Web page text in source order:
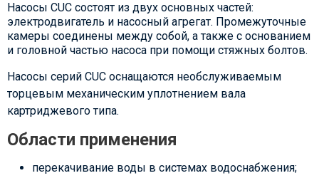
Насосы CUC состоят из двух основных частей:
электродвигатель и насосный агрегат. Промежуточные
камеры соединены между собой, а также с основанием
и головной частью насоса при помощи стяжных болтов.
Насосы серий CUC оснащаются необслуживаемым
торцевым механическим уплотнением вала
картриджевого типа.
Области применения
перекачивание воды в системах водоснабжения;